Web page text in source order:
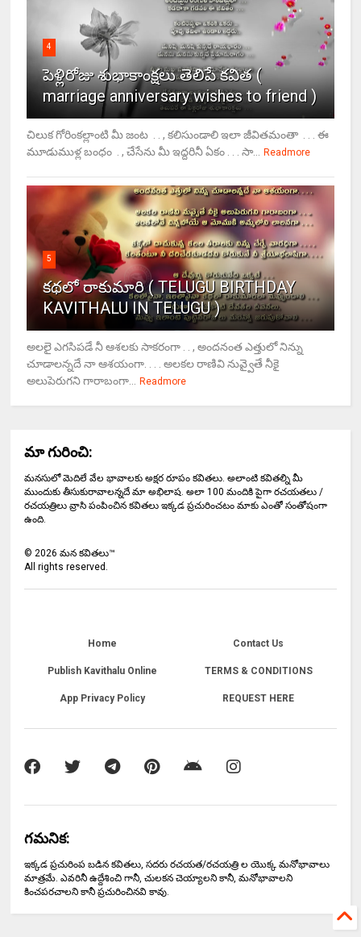
4
పెళ్లిరోజు శుభాకాంక్షలు తెలిపే కవిత (
marriage anniversary wishes to friend )
చిలుక గోరింకల్లాంటి మీ జంట . . , కలిసుండాలి ఇలా జీవితమంతా . . . ఈ
మూడుముళ్ల బంధం . , చేసేను మీ ఇద్దరినీ ఏకం . . . సా...
Readmore
5
కథలో రాకుమారి ( TELUGU BIRTHDAY
KAVITHALU IN TELUGU )
అలలై ఎగసిపడే నీ ఆశలకు సాకరంగా . . , అందనంత ఎత్తులో నిన్ను
చూడాలన్నదే నా ఆశయంగా. . . . అలకల రాణివి నువ్వైతే నీకై
అలుపెరుగని గారాబంగా...
Readmore
మా గురించి:
మనసులో మెదిలే వేల భావాలకు అక్షర రూపం కవితలు. అలాంటి కవితల్ని మీ
ముందుకు తీసుకురావాలన్నదే మా అభిలాష. అలా 100 మందికి పైగా రచయతలు /
రచయత్రిలు వ్రాసి పంపించిన కవితలు ఇక్కడ ప్రచురించటం మాకు ఎంతో సంతోషంగా
ఉంది.
©2026 మన కవితలు™
All rights reserved.
Home Contact Us
Publish Kavithalu Online TERMS & CONDITIONS
App Privacy Policy REQUEST HERE
గమనిక:
ఇక్కడ ప్రచురింప బడిన కవితలు, సదరు రచయత/రచయత్రి ల యొక్క మనోభావాలు
మాత్రమే. ఎవరినీ ఉద్దేశించి గానీ, చులకన చెయ్యాలని కానీ, మనోభావాలని
కించపరచాలని కానీ ప్రచురించినవి కావు.